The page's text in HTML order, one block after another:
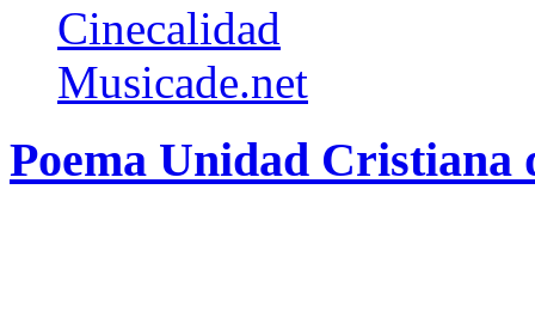
Cinecalidad
Musicade.net
Poema Unidad Cristiana